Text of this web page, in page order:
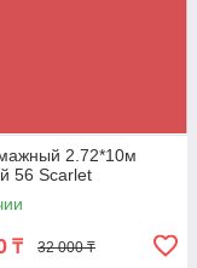
2.72*10м
56 Scarlet
₸ 32 000 ₸